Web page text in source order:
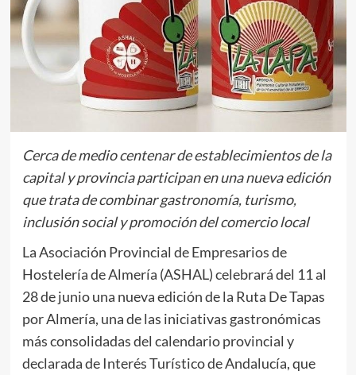
Cerca de medio centenar de establecimientos de la
capital y provincia participan en una nueva edición
que trata de combinar gastronomía, turismo,
inclusión social y promoción del comercio local
La Asociación Provincial de Empresarios de
Hostelería de Almería (ASHAL) celebrará del 11 al
28 de junio una nueva edición de la Ruta De Tapas
por Almería, una de las iniciativas gastronómicas
más consolidadas del calendario provincial y
declarada de Interés Turístico de Andalucía, que